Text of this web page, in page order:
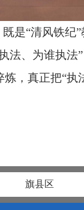
是“清风铁
、为谁执
，真正把“
旗县区